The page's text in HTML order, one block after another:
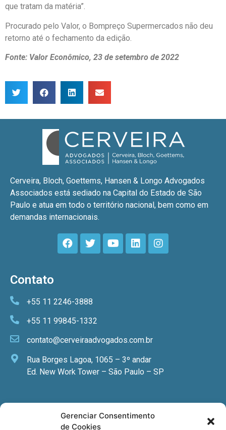
Gerenciar Consentimento
de Cookies
que tratam da matéria”.
Procurado pelo Valor, o Bompreço Supermercados não deu
retorno até o fechamento da edição.
Fonte: Valor Econômico, 23 de setembro de 2022
Cerveira, Bloch, Goettems, Hansen & Longo Advogados
Associados está sediado na Capital do Estado de São
Paulo e atua em todo o território nacional, bem como em
demandas internacionais.
Contato
+55 11 2246-3888
+55 11 99845-1332
contato@cerveiraadvogados.com.br
Rua Borges Lagoa, 1065 – 3º andar
Ed. New Work Tower – São Paulo – SP
Newsletter